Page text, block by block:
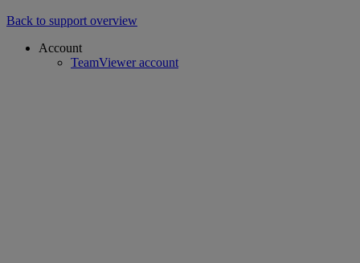
Back to support overview
Account
TeamViewer account